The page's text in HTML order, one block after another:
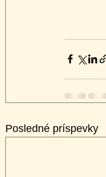
Posledné príspevky